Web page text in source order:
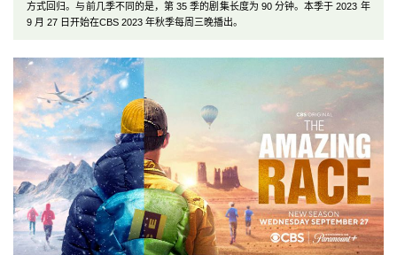
方​​式回归。与前几季不同的是，第 35 季的剧集长度为 90 分钟。本季于 2023 年
9 月 27 日开始在CBS 2023 年秋季每周三晚播出。